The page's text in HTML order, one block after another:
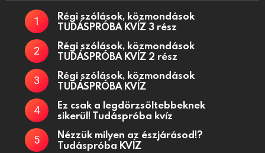
Régi szólások, közmondások
TUDÁSPRÓBA KVÍZ 3 rész
Régi szólások, közmondások
TUDÁSPRÓBA KVÍZ 2 rész
Régi szólások, közmondások
TUDÁSPRÓBA KVÍZ
Ez csak a legdörzsöltebbeknek
sikerül! Tudáspróba kvíz
Nézzük milyen az észjárásod!?
Tudáspróba KVÍZ